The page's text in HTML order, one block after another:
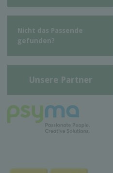
Nicht das Passende
gefunden?
Unsere Partner